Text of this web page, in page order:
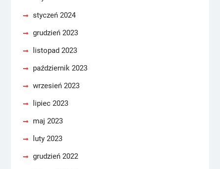
styczeń 2024
grudzień 2023
listopad 2023
październik 2023
wrzesień 2023
lipiec 2023
maj 2023
luty 2023
grudzień 2022